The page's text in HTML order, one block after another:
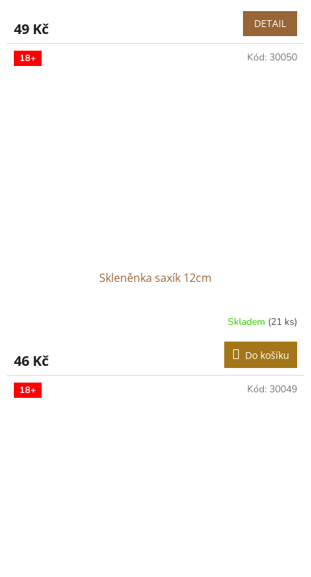
49 Kč DETAIL
18+
Skleněnka saxík 12cm
Skladem (21 ks)
46 Kč Do košíku
Kód: 30050
18+ Kód: 30049